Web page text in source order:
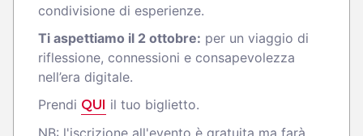
condivisione di esperienze.
Ti aspettiamo il 2 ottobre: per un viaggio di
riflessione, connessioni e consapevolezza
nell’era digitale.
Prendi QUI il tuo biglietto.
NB: l'iscrizione all'evento è gratuita ma farà